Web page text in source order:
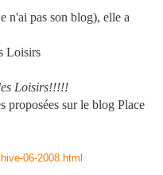
n'ai pas son blog), elle a
Loisirs
Loisirs!!!!!
proposées sur le blog Place
06-2008.html